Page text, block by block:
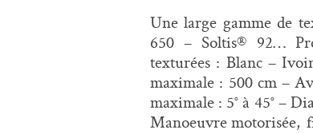
Une large gamme de
650 – Soltis® 92…
texturées : Blanc –
maximale : 500 cm –
maximale : 5° à 45° –
Manoeuvre motorisée,